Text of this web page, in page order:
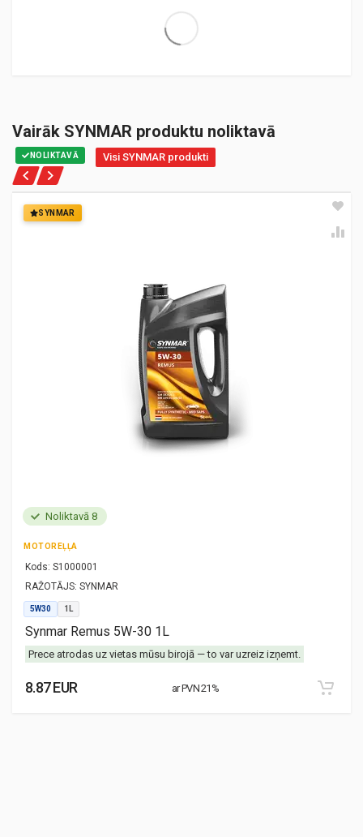
Extra Large
Vairāk SYNMAR produktu noliktavā
NOLIKTAVĀ Visi SYNMAR produkti
SYNMAR
Noliktavā 8
MOTOREĻĻA
Kods: S1000001
RAŽOTĀJS: SYNMAR
5W30 1L
Synmar Remus 5W-30 1L
Prece atrodas uz vietas mūsu birojā — to var uzreiz izņemt.
8.87 EUR ar PVN 21%